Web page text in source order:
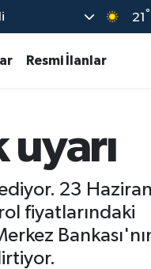
21 °
Resmi İlanlar
23
fiyatlarındaki